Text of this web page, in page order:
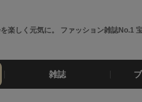
楽しく元気に。 ファッション雑誌No.1
雑誌